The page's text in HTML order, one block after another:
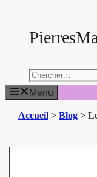
contenu
Chercher:
Menu
Accueil > Blog >